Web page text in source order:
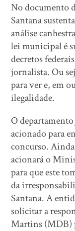
No documento
Santana
análise
lei municipal é
decretos
jornalista. Ou
para ver e, em
ilegalidade.
O
acionado para
concurso.
acionará o
para que este
da
Santana. A
solicitar a
Martins (MDB)